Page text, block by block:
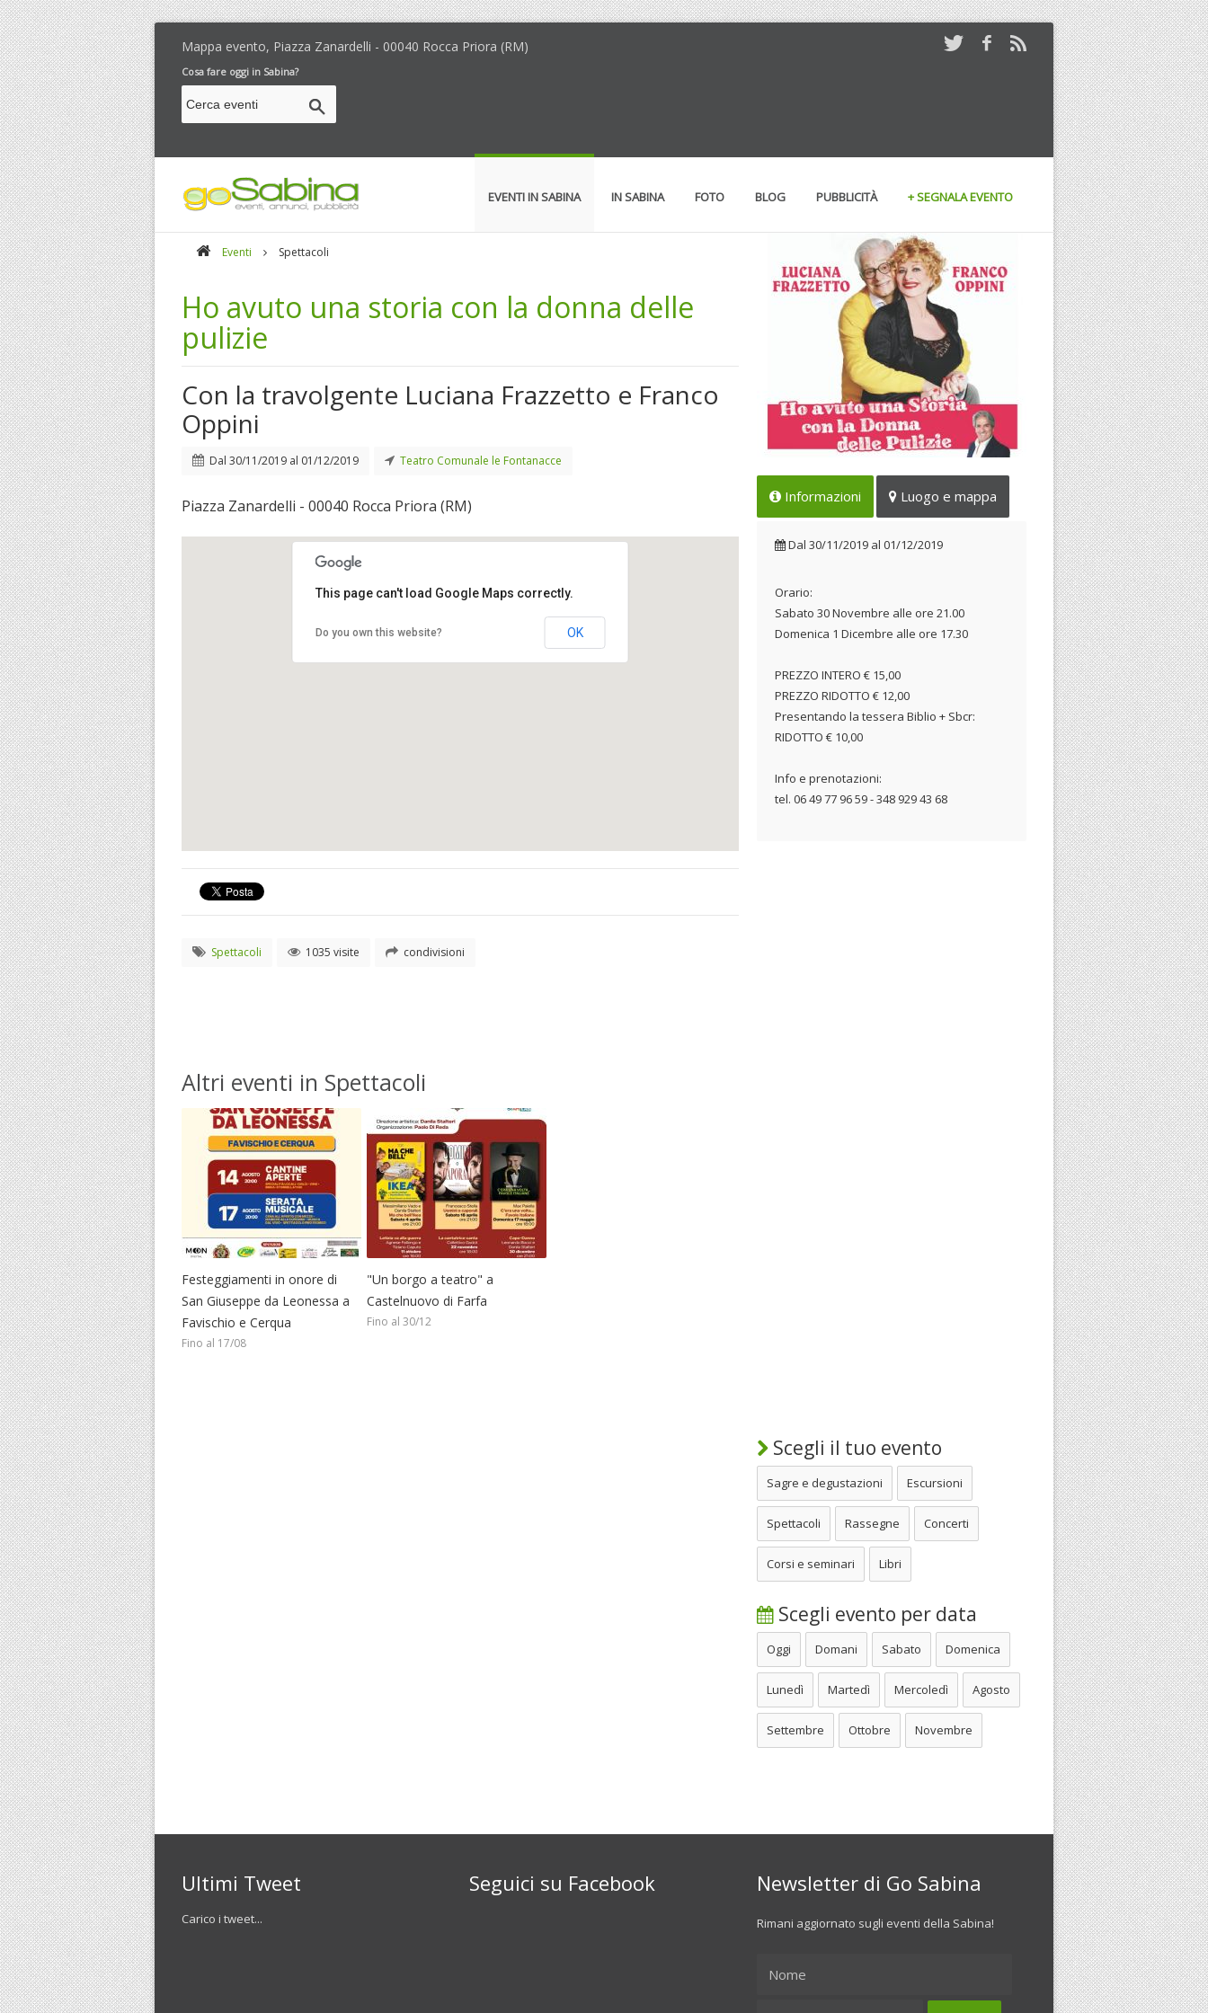
Mappa evento, Piazza Zanardelli - 00040 Rocca Priora (RM)
Cosa fare oggi in Sabina?
EVENTI IN SABINA IN SABINA FOTO BLOG PUBBLICITÀ + SEGNALA EVENTO
Eventi Spettacoli
Ho avuto una storia con la donna delle
pulizie
Con la travolgente Luciana Frazzetto e Franco
Oppini
Dal 30/11/2019 al 01/12/2019 Teatro Comunale le Fontanacce
Piazza Zanardelli - 00040 Rocca Priora (RM)
This page can't load Google Maps correctly.
Do you own this website? OK
Spettacoli 1035 visite condivisioni
Altri eventi in Spettacoli
Festeggiamenti in onore di
San Giuseppe da Leonessa a
Favischio e Cerqua
Fino al 17/08
"Un borgo a teatro" a
Castelnuovo di Farfa
Fino al 30/12
Con la travolgente Luciana
Frazzetto e Franco Oppini
Dal 30/11/2019 al 01/12/2019
Informazioni Luogo e mappa
Dal 30/11/2019 al 01/12/2019
Orario:
Sabato 30 Novembre alle ore 21.00
Domenica 1 Dicembre alle ore 17.30
PREZZO INTERO € 15,00
PREZZO RIDOTTO € 12,00
Presentando la tessera Biblio + Sbcr:
RIDOTTO € 10,00
Info e prenotazioni:
tel. 06 49 77 96 59 - 348 929 43 68
Scegli il tuo evento
Sagre e degustazioni Escursioni
Spettacoli Rassegne Concerti
Corsi e seminari Libri
Scegli evento per data
Oggi Domani Sabato Domenica
Lunedì Martedì Mercoledì Agosto
Settembre Ottobre Novembre
Ultimi Tweet
Carico i tweet...
Seguici su Facebook Newsletter di Go Sabina
Rimani aggiornato sugli eventi della Sabina!